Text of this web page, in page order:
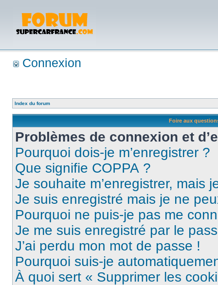
Connexion
Index du forum
Foire aux
Problèmes de connexion et
Pourquoi dois-je m’enregistrer ?
Que signifie COPPA ?
Je souhaite m’enregistrer, mais
Je suis enregistré mais je ne
Pourquoi ne puis-je pas me
Je me suis enregistré par le
J’ai perdu mon mot de passe !
Pourquoi suis-je
À quoi sert « Supprimer les